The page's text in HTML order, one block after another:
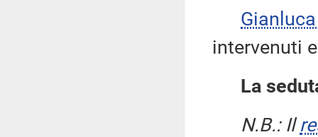
intervenuti
La
N.B.: Il